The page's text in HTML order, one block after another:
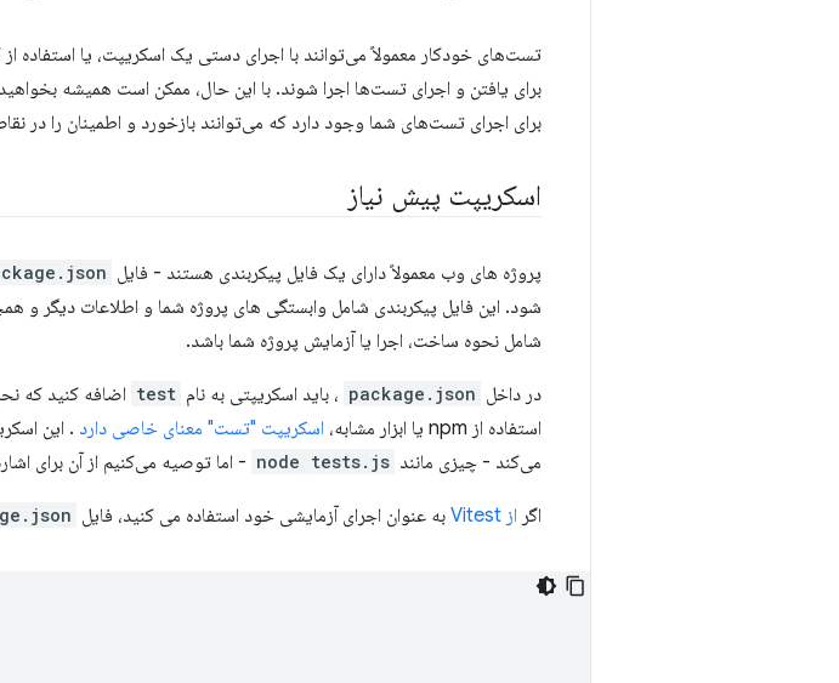
تست‌های خودکار معمولاً می‌توانند با اجرای دستی یک اسکریپت، یا استفاده
برای یافتن و اجرای تست‌ها اجرا شوند. با این حال، ممکن است همیشه
برای اجرای تست‌های شما وجود دارد که می‌توانند بازخورد و اطمینان را در
اسکریپت پیش نیاز
پروژه های وب معمولاً دارای یک فایل پیکربندی هستند - فایل
شود. این فایل پیکربندی شامل وابستگی های پروژه شما و اطلاعات دیگر
شامل نحوه ساخت، اجرا یا آزمایش پروژه شما باشد.
در داخل package.json ، باید اسکریپتی به نام test اضافه کنید که
استفاده از npm یا ابزار مشابه،
اسکریپت "تست" معنای خاصی دارد . این
می‌کند - چیزی مانند node tests.js - اما توصیه می‌کنیم از آن برای
اگر از Vitest به عنوان اجرای آزمایشی خود استفاده می کنید، فایل